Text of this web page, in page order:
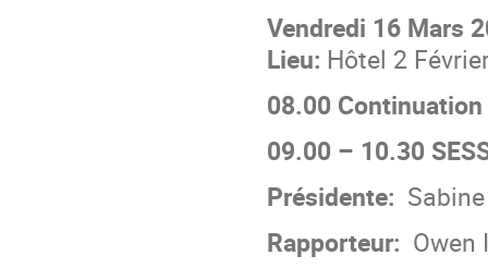
Vendredi 16 Mars
Lieu: Hôtel 2
08.00
09.00 – 10.30
Présidente:
Rapporteur: Owen